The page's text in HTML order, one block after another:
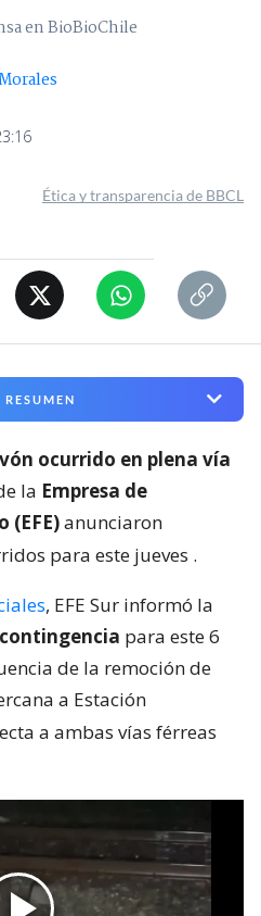
en BioBioChile
Ética y transparencia de BBCL
RESUMEN
ocurrido en plena vía
la Empresa de
(EFE)anunciaron
para este jueves .
, EFE Sur informó la
para este 6
de la remoción de
a Estación
a ambas vías férreas